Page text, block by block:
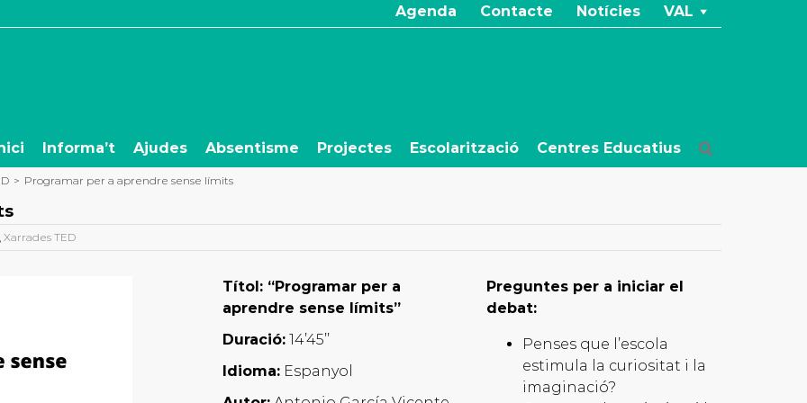
Agenda Contacte Notícies VAL
Informa’t Ajudes Absentisme Projectes Escolarització Centres Educatius
> Programar per a aprendre sense límits
, Xarrades TED
Títol: “Programar per a
aprendre sense límits”
Duració: 14’45’’
Idioma: Espanyol
Preguntes per a iniciar el
debat:
Penses que l’escola
estimula la curiositat i la
imaginació?